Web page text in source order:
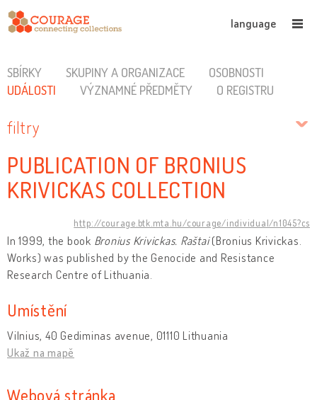
language
SBÍRKY SKUPINY A ORGANIZACE
OSOBNOSTI
UDÁLOSTI
VÝZNAMNÉ PŘEDMĚTY O REGISTRU
filtry
PUBLICATION OF BRONIUS
KRIVICKAS COLLECTION
http://courage.btk.mta.hu/courage/individual/n1045?cs
In 1999, the book Bronius Krivickas. Raštai(Bronius Krivickas.
Works) was published by the Genocide and Resistance
Research Centre of Lithuania.
Umístění
Vilnius, 40 Gediminas avenue, 01110 Lithuania
Ukaž na mapě
Webová stránka